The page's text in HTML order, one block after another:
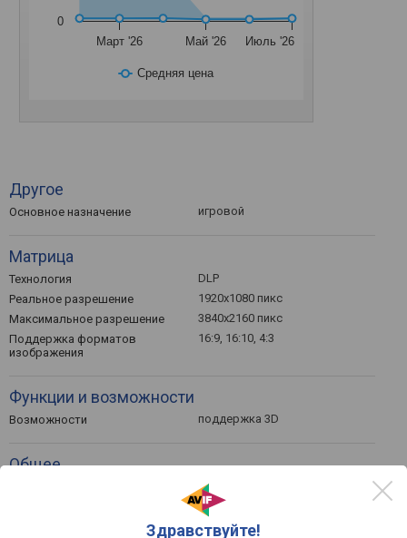
Здравствуйте!
Средняя цена
Март '26 Май '26 Июль '26
0
Другое
Основное назначение игровой
Матрица
Технология
DLP
Реальное разрешение
1920x1080 пикс
Максимальное разрешение
3840x2160 пикс
Поддержка форматов
изображения
16:9, 16:10, 4:3
Функции и возможности
Возможности поддержка 3D
Общее
23 дБ
28 дБ